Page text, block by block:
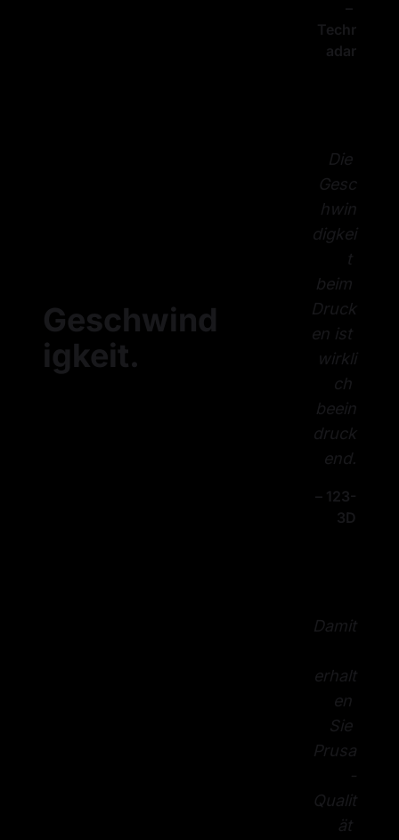
–
Techr
adar
Geschwind
igkeit.
Die
Gesc
hwin
digkei
t
beim
Druck
en ist
wirkli
ch
beein
druck
end.
– 123-
3D
Damit
erhalt
en
Sie
Prusa
-
Qualit
ät